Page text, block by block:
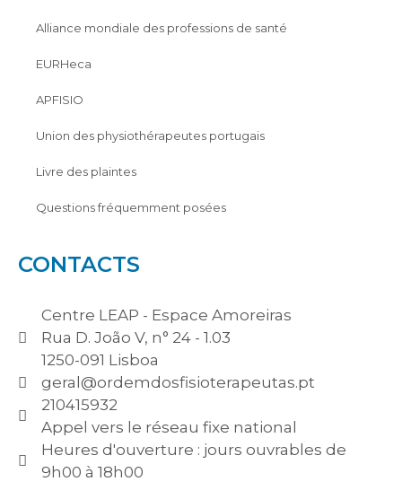
Alliance mondiale des professions de santé
EURHeca
APFISIO
Union des physiothérapeutes portugais
Livre des plaintes
Questions fréquemment posées
CONTACTS
Centre LEAP - Espace Amoreiras
Rua D. João V, n° 24 - 1.03
1250-091 Lisboa
geral@ordemdosfisioterapeutas.pt
210415932
Appel vers le réseau fixe national
Heures d'ouverture : jours ouvrables de
9h00 à 18h00